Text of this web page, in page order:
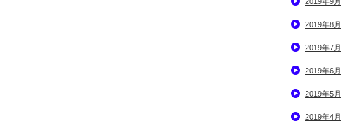
2019年8月
2019年7月
2019年6月
2019年5月
2019年4月